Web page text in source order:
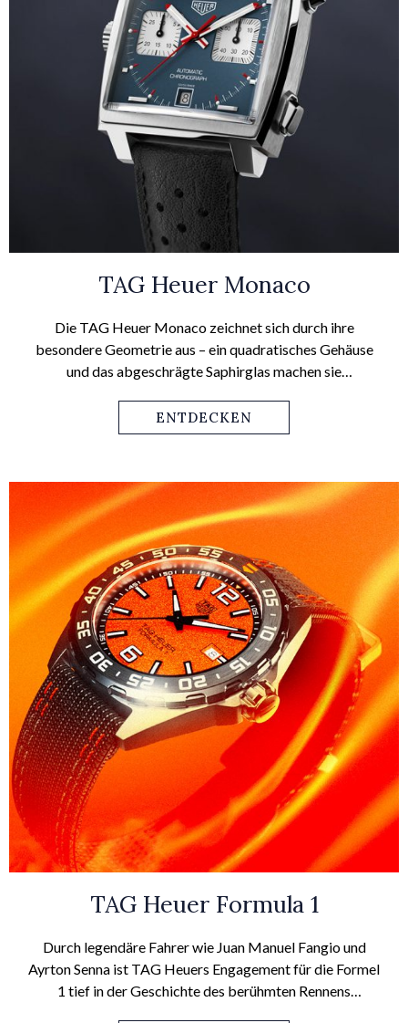
TAG Heuer Monaco
Die TAG Heuer Monaco zeichnet sich durch ihre
besondere Geometrie aus – ein quadratisches Gehäuse
und das abgeschrägte Saphirglas machen sie
konventionellen Uhrendesigns dar, doch mittlerweile ist
die TAG Heuer Monaco zu einem Designklassiker mit
ENTDECKEN
TAG Heuer Formula 1
Durch legendäre Fahrer wie Juan Manuel Fangio und
Ayrton Senna ist TAG Heuers Engagement für die Formel
1 tief in der Geschichte des berühmten Rennens